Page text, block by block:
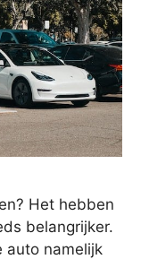
Het hebben
belangrijker.
auto namelijk